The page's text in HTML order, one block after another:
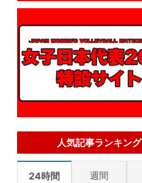
人気記事ランキング
24時間 週間